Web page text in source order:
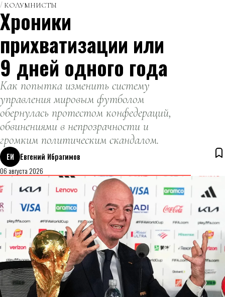
КОЛУМНИСТЫ
Хроники
прихватизации или
9 дней одного года
Как попытка изменить систему
управления мировым футболом
обернулась протестом конфедераций,
обвинениями в непрозрачности и
громким политическим скандалом.
ЕИ
Евгений Ибрагимов
06 августа 2026